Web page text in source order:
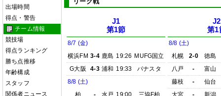
出場時間
得点・警告
チーム情報
競技場
得点ランキング
勝ち点推移
年齢構成
スタッフ
関係者ニュース
J1
第1節
8/7 (金)
横浜FM 3-4 鹿島 19:26 MUFG国立
G大阪
4-3 浦和 19:33
パナスタ
8/8 (土)
柏
- 水戸 19:00
三協F柏
J2
第1
8/8 (土)
札幌
2-0
徳島
八戸
-
富山
藤枝
-
仙台
大宮
-
新潟